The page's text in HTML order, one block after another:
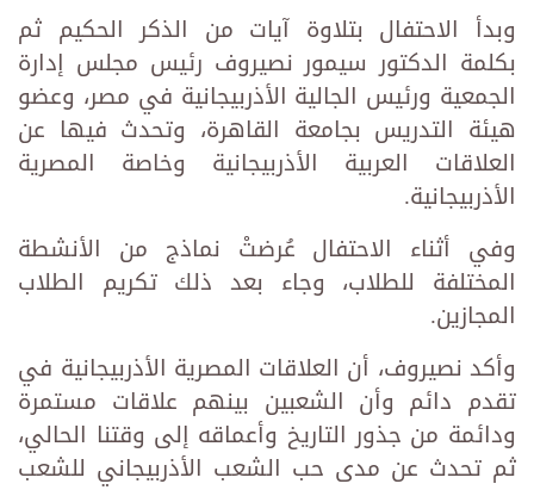
وبدأ الاحتفال بتلاوة آيات من الذكر الحكيم ثم
بكلمة الدكتور سيمور نصيروف رئيس مجلس إدارة
الجمعية ورئيس الجالية الأذربيجانية في مصر، وعضو
هيئة التدريس بجامعة القاهرة، وتحدث فيها عن
العلاقات العربية الأذربيجانية وخاصة المصرية
الأذربيجانية.
وفي أثناء الاحتفال عُرضتْ نماذج من الأنشطة
المختلفة للطلاب، وجاء بعد ذلك تكريم الطلاب
المجازين.
وأكد نصيروف، أن العلاقات المصرية الأذربيجانية في
تقدم دائم وأن الشعبين بينهم علاقات مستمرة
ودائمة من جذور التاريخ وأعماقه إلى وقتنا الحالي،
ثم تحدث عن مدى حب الشعب الأذربيجاني للشعب